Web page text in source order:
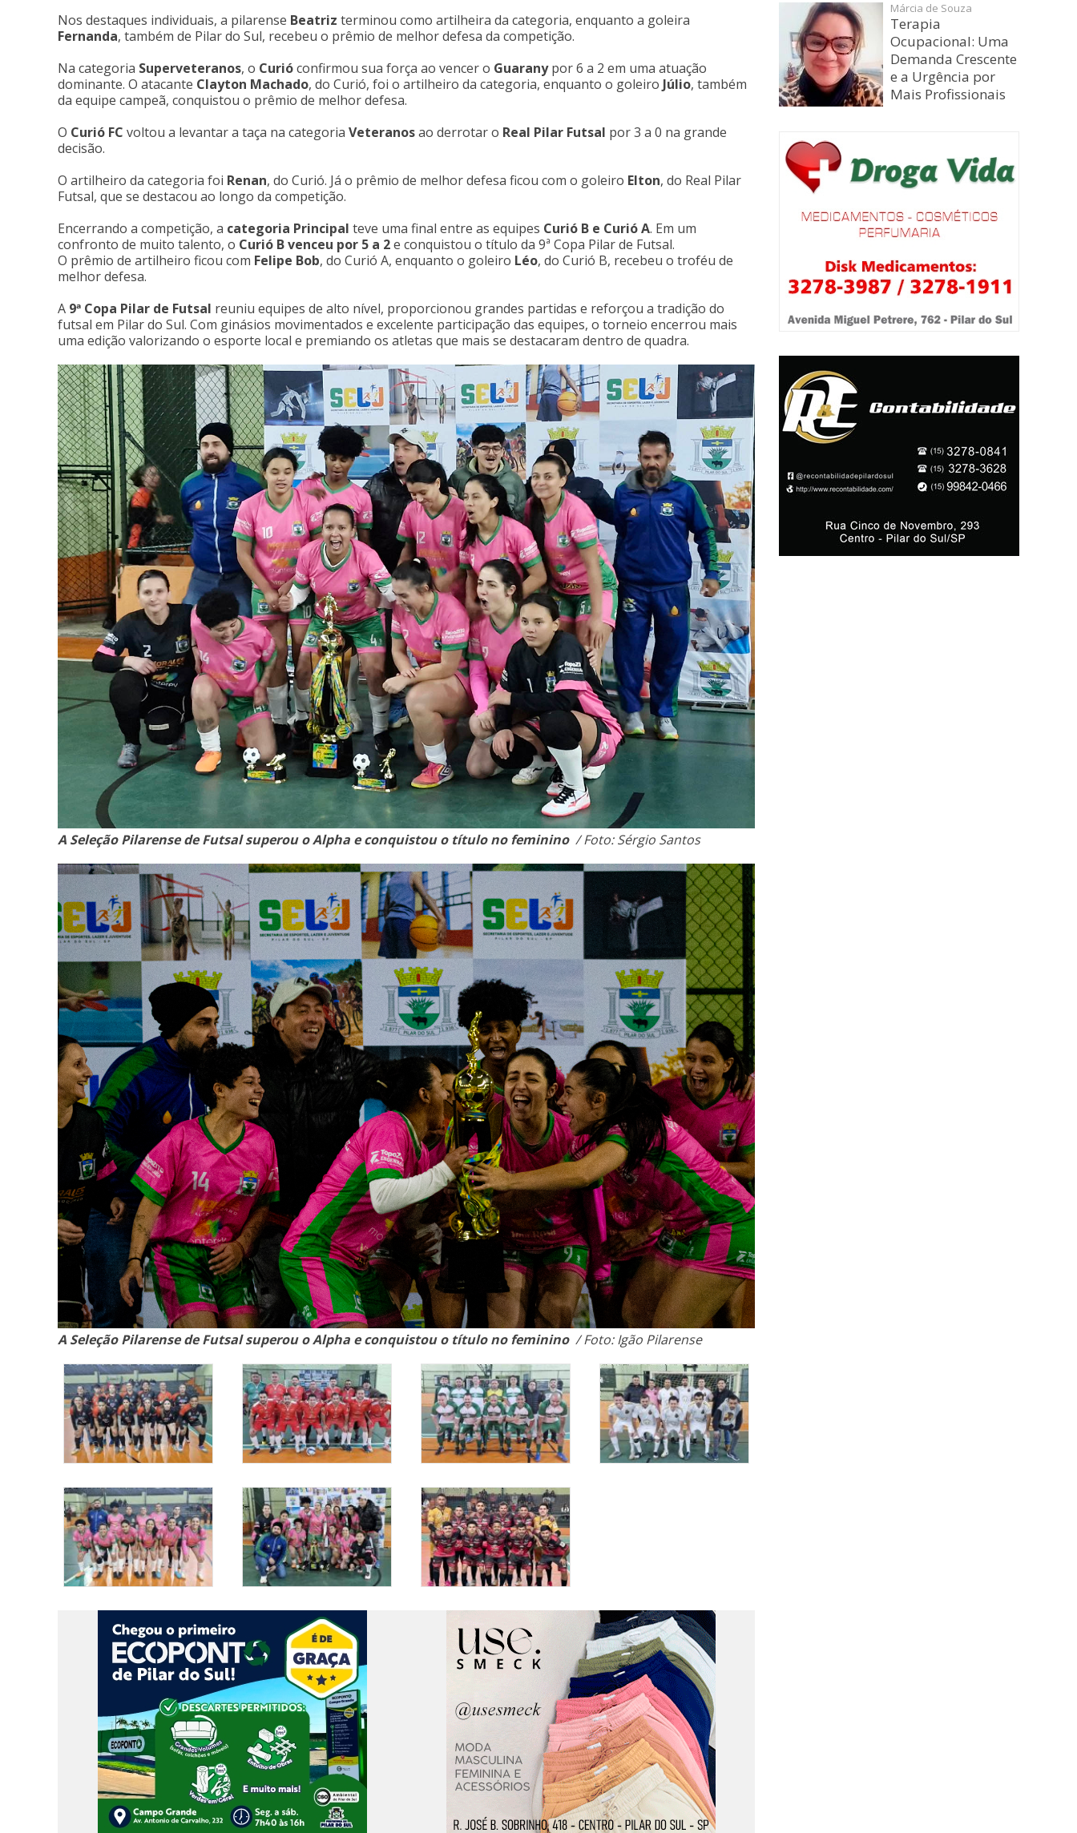
Nos destaques individuais, a pilarense Beatriz terminou como artilheira da categoria, enquanto a goleira
Fernanda, também de Pilar do Sul, recebeu o prêmio de melhor defesa da competição.
Na categoria Superveteranos, o Curióconfirmou sua força ao vencer o Guaranypor 6 a 2 em uma atuação
dominante. O atacante Clayton Machado, do Curió, foi o artilheiro da categoria, enquanto o goleiro Júlio, também
da equipe campeã, conquistou o prêmio de melhor defesa.
O Curió FC voltou a levantar a taça na categoria Veteranosao derrotar o Real Pilar Futsal por 3 a 0 na grande
decisão.
O artilheiro da categoria foi Renan, do Curió. Já o prêmio de melhor defesa ficou com o goleiro Elton, do Real Pilar
Futsal, que se destacou ao longo da competição.
Encerrando a competição, a categoria Principal teve uma final entre as equipes Curió B e Curió A. Em um
confronto de muito talento, o Curió B venceu por 5 a 2e conquistou o título da 9ª Copa Pilar de Futsal.
O prêmio de artilheiro ficou com Felipe Bob, do Curió A, enquanto o goleiro Léo, do Curió B, recebeu o troféu de
melhor defesa.
A 9ª Copa Pilar de Futsal reuniu equipes de alto nível, proporcionou grandes partidas e reforçou a tradição do
futsal em Pilar do Sul. Com ginásios movimentados e excelente participação das equipes, o torneio encerrou mais
uma edição valorizando o esporte local e premiando os atletas que mais se destacaram dentro de quadra.
A Seleção Pilarense de Futsal superou o Alpha e conquistou o título no feminino / Foto: Sérgio Santos
A Seleção Pilarense de Futsal superou o Alpha e conquistou o título no feminino / Foto: Igão Pilarense
Márcia de Souza
Terapia
Ocupacional: Uma
Demanda Crescente
e a Urgência por
Mais Profissionais